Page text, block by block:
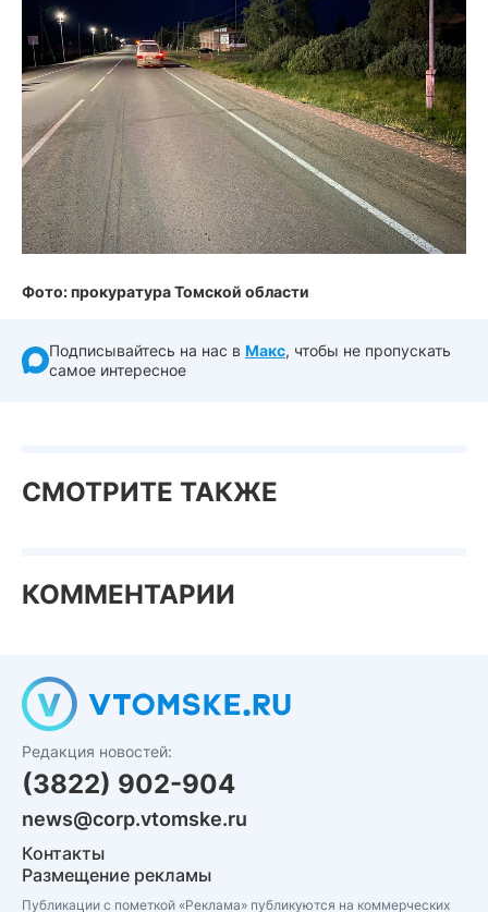
Фото: прокуратура Томской области
Подписывайтесь на нас в Макс, чтобы не пропускать
самое интересное
СМОТРИТЕ ТАКЖЕ
КОММЕНТАРИИ
Редакция новостей:
(3822) 902-904
news@corp.vtomske.ru
Контакты
Размещение рекламы
Публикации с пометкой «Реклама» публикуются на коммерческих